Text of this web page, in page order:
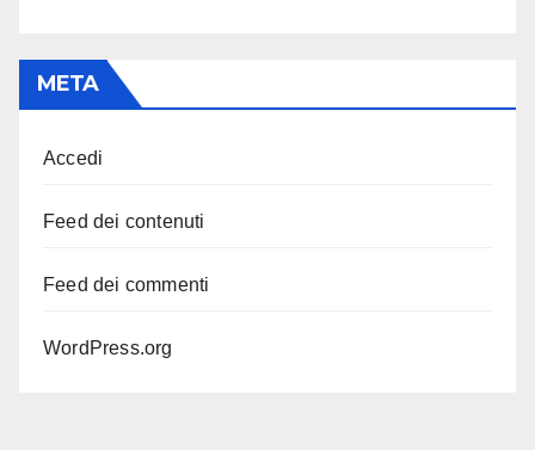
META
Accedi
Feed dei contenuti
Feed dei commenti
WordPress.org